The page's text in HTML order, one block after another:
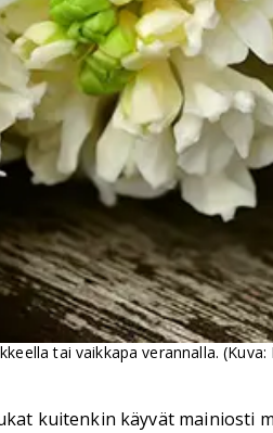
tai vaikkapa verannalla. (Kuva:
kuitenkin käyvät mainiosti